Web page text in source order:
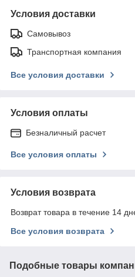
Условия доставки
Самовывоз
Транспортная компания
Все условия доставки
Условия оплаты
Безналичный расчет
Все условия оплаты
Условия возврата
Возврат товара в течение 14
Все условия возврата
Подобные товары